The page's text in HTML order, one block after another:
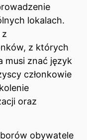
lokalach.
z
z których
musi znać język
członkowie
oraz
obywatele